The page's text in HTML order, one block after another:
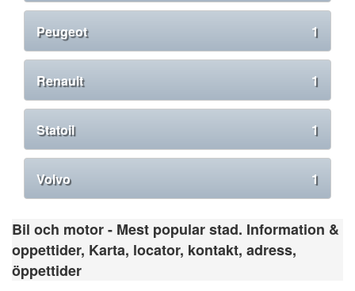
Peugeot 1
Renault 1
Statoil 1
Volvo 1
Bil och motor - Mest popular stad. Information &
oppettider, Karta, locator, kontakt, adress,
öppettider